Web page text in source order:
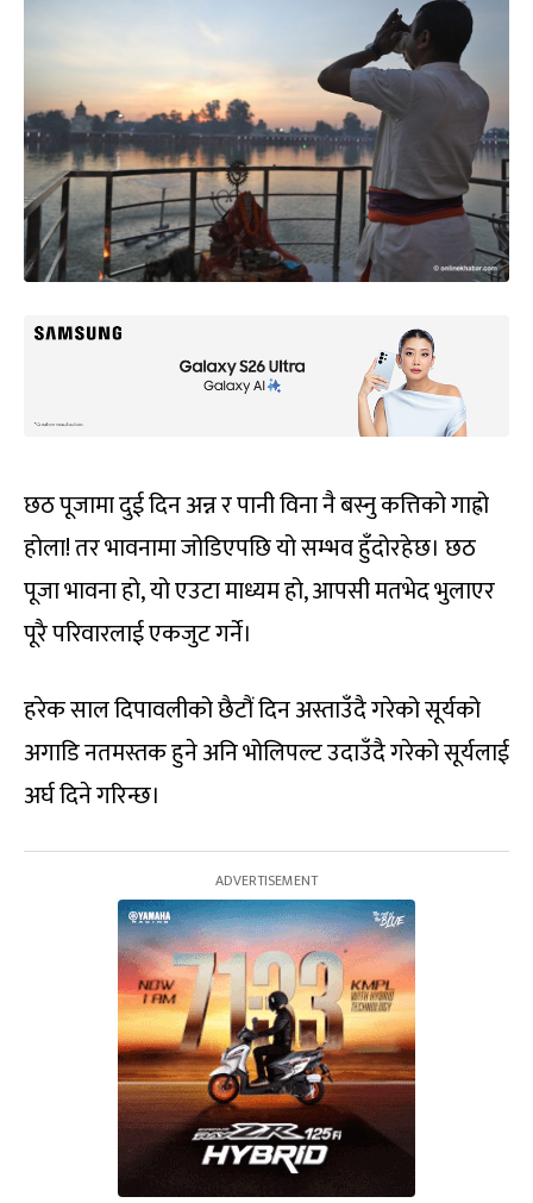
छठ पूजामा दुई दिन अन्न र पानी विना नै बस्नु कत्तिको गाह्रो
होला! तर भावनामा जोडिएपछि यो सम्भव हुँदोरहेछ। छठ
पूजा भावना हो, यो एउटा माध्यम हो, आपसी मतभेद भुलाएर
पूरै परिवारलाई एकजुट गर्ने।
हरेक साल दिपावलीको छैटौं दिन अस्ताउँदै गरेको सूर्यको
अगाडि नतमस्तक हुने अनि भोलिपल्ट उदाउँदै गरेको सूर्यलाई
अर्घ दिने गरिन्छ।